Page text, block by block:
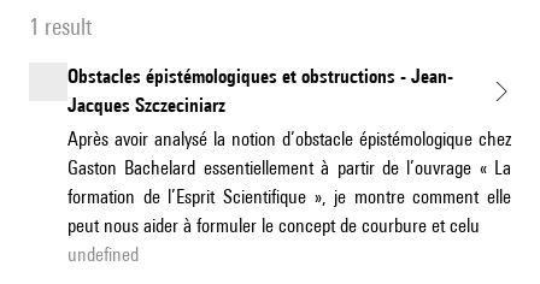
1 result
Obstacles épistémologiques et obstructions - Jean-
Jacques Szczeciniarz
Après avoir analysé la notion d’obstacle épistémologique chez
Gaston Bachelard essentiellement à partir de l’ouvrage « La
formation de l’Esprit Scientifique », je montre comment elle
peut nous aider à formuler le concept de courbure et celu
undefined